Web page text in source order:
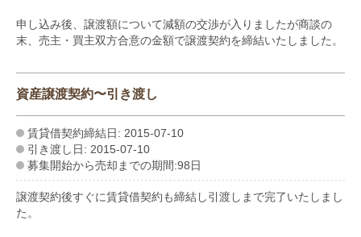
申し込み後、譲渡額について減額の交渉が入りましたが商談の
末、売主・買主双方合意の金額で譲渡契約を締結いたしました。
資産譲渡契約〜引き渡し
賃貸借契約締結日: 2015-07-10
引き渡し日: 2015-07-10
募集開始から売却までの期間:98日
譲渡契約後すぐに賃貸借契約も締結し引渡しまで完了いたしまし
た。